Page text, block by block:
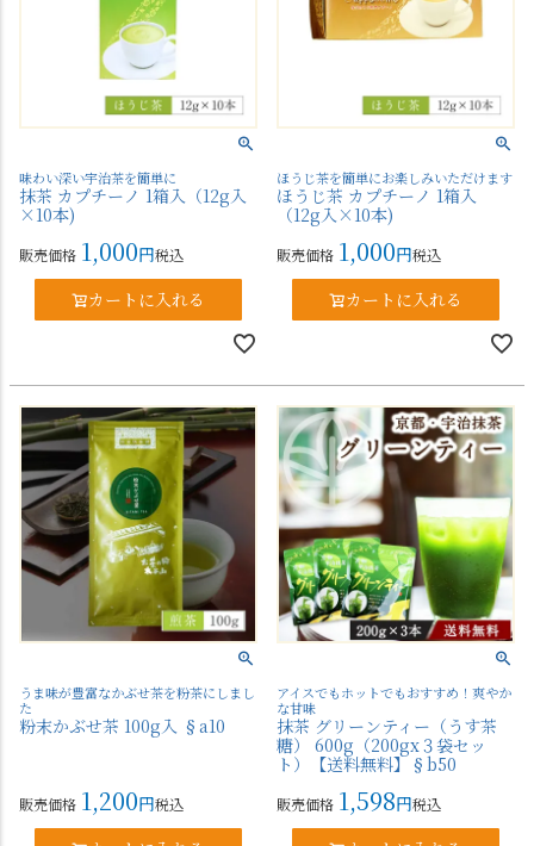
味わい深い宇治茶を簡単に
抹茶 カプチーノ 1箱入（12g入
×10本)
販売価格 1,000 税込
カートに入れる
ほうじ茶を簡単にお楽しみいただけます
ほうじ茶 カプチーノ 1箱入
（12g入×10本)
販売価格 1,000 税込
カートに入れる
うま味が豊富なかぶせ茶を粉茶にしまし
た
粉末かぶせ茶 100g入 §a10
販売価格 1,200 税込
アイスでもホットでもおすすめ！爽やか
な甘味
抹茶 グリーンティー（うす茶
糖） 600g（200gx３袋セッ
ト）【送料無料】§b50
販売価格 1,598 税込